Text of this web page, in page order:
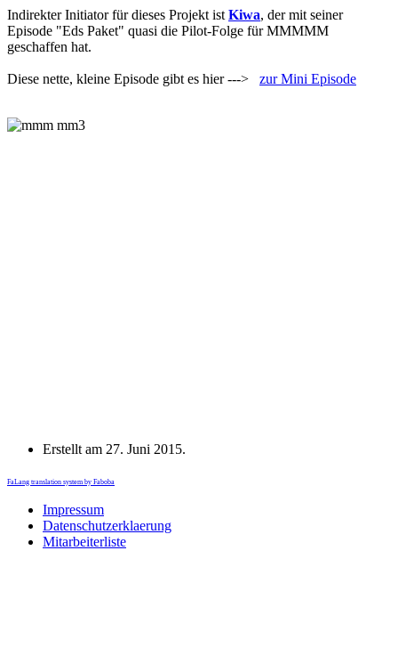
Indirekter Initiator für dieses Projekt ist Kiwa, der mit seiner
Episode "Eds Paket" quasi die Pilot-Folge für MMMMM
geschaffen hat.
Diese nette, kleine Episode gibt es hier ---> zur Mini Episode
Erstellt am 27. Juni 2015.
FaLang translation system by Faboba
Impressum
Datenschutzerklaerung
Mitarbeiterliste